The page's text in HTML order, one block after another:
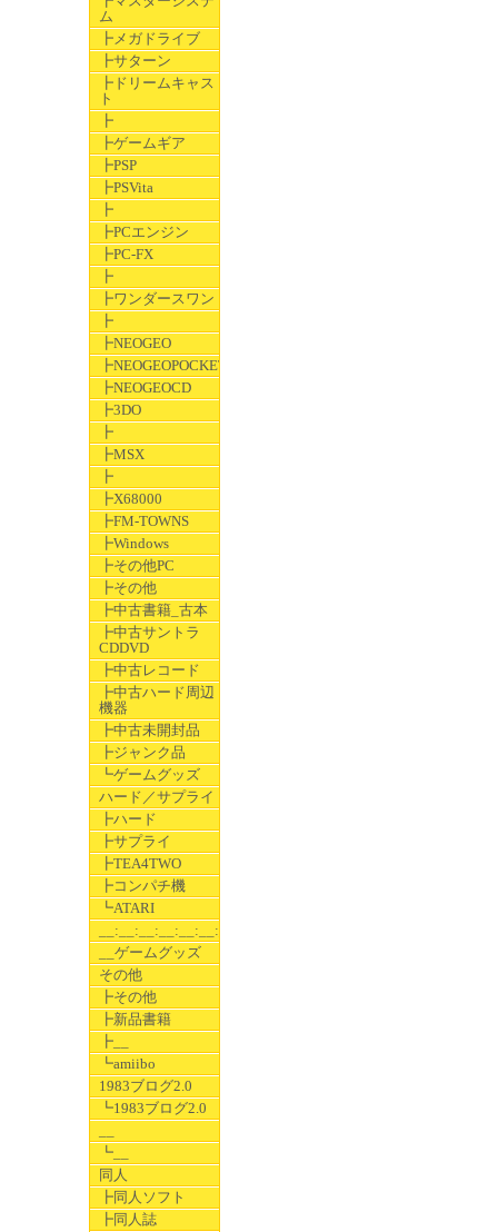
ム
┣メガドライブ
┣サターン
┣ドリームキャス
ト
┣
┣ゲームギア
┣PSP
┣PSVita
┣
┣PCエンジン
┣PC-FX
┣
┣ワンダースワン
┣
┣NEOGEO
┣NEOGEOPOCKET
┣NEOGEOCD
┣3DO
┣
┣MSX
┣
┣X68000
┣FM-TOWNS
┣Windows
┣その他PC
┣その他
┣中古書籍_古本
┣中古サントラ
CDDVD
┣中古レコード
┣中古ハード周辺
機器
┣中古未開封品
┣ジャンク品
┗ゲームグッズ
ハード／サプライ
┣ハード
┣サプライ
┣TEA4TWO
┣コンパチ機
┗ATARI
__:__:__:__:__:__:__
__ゲームグッズ
その他
┣その他
┣新品書籍
┣__
┗amiibo
1983ブログ2.0
┗1983ブログ2.0
┗__
同人
┣同人ソフト
┣同人誌